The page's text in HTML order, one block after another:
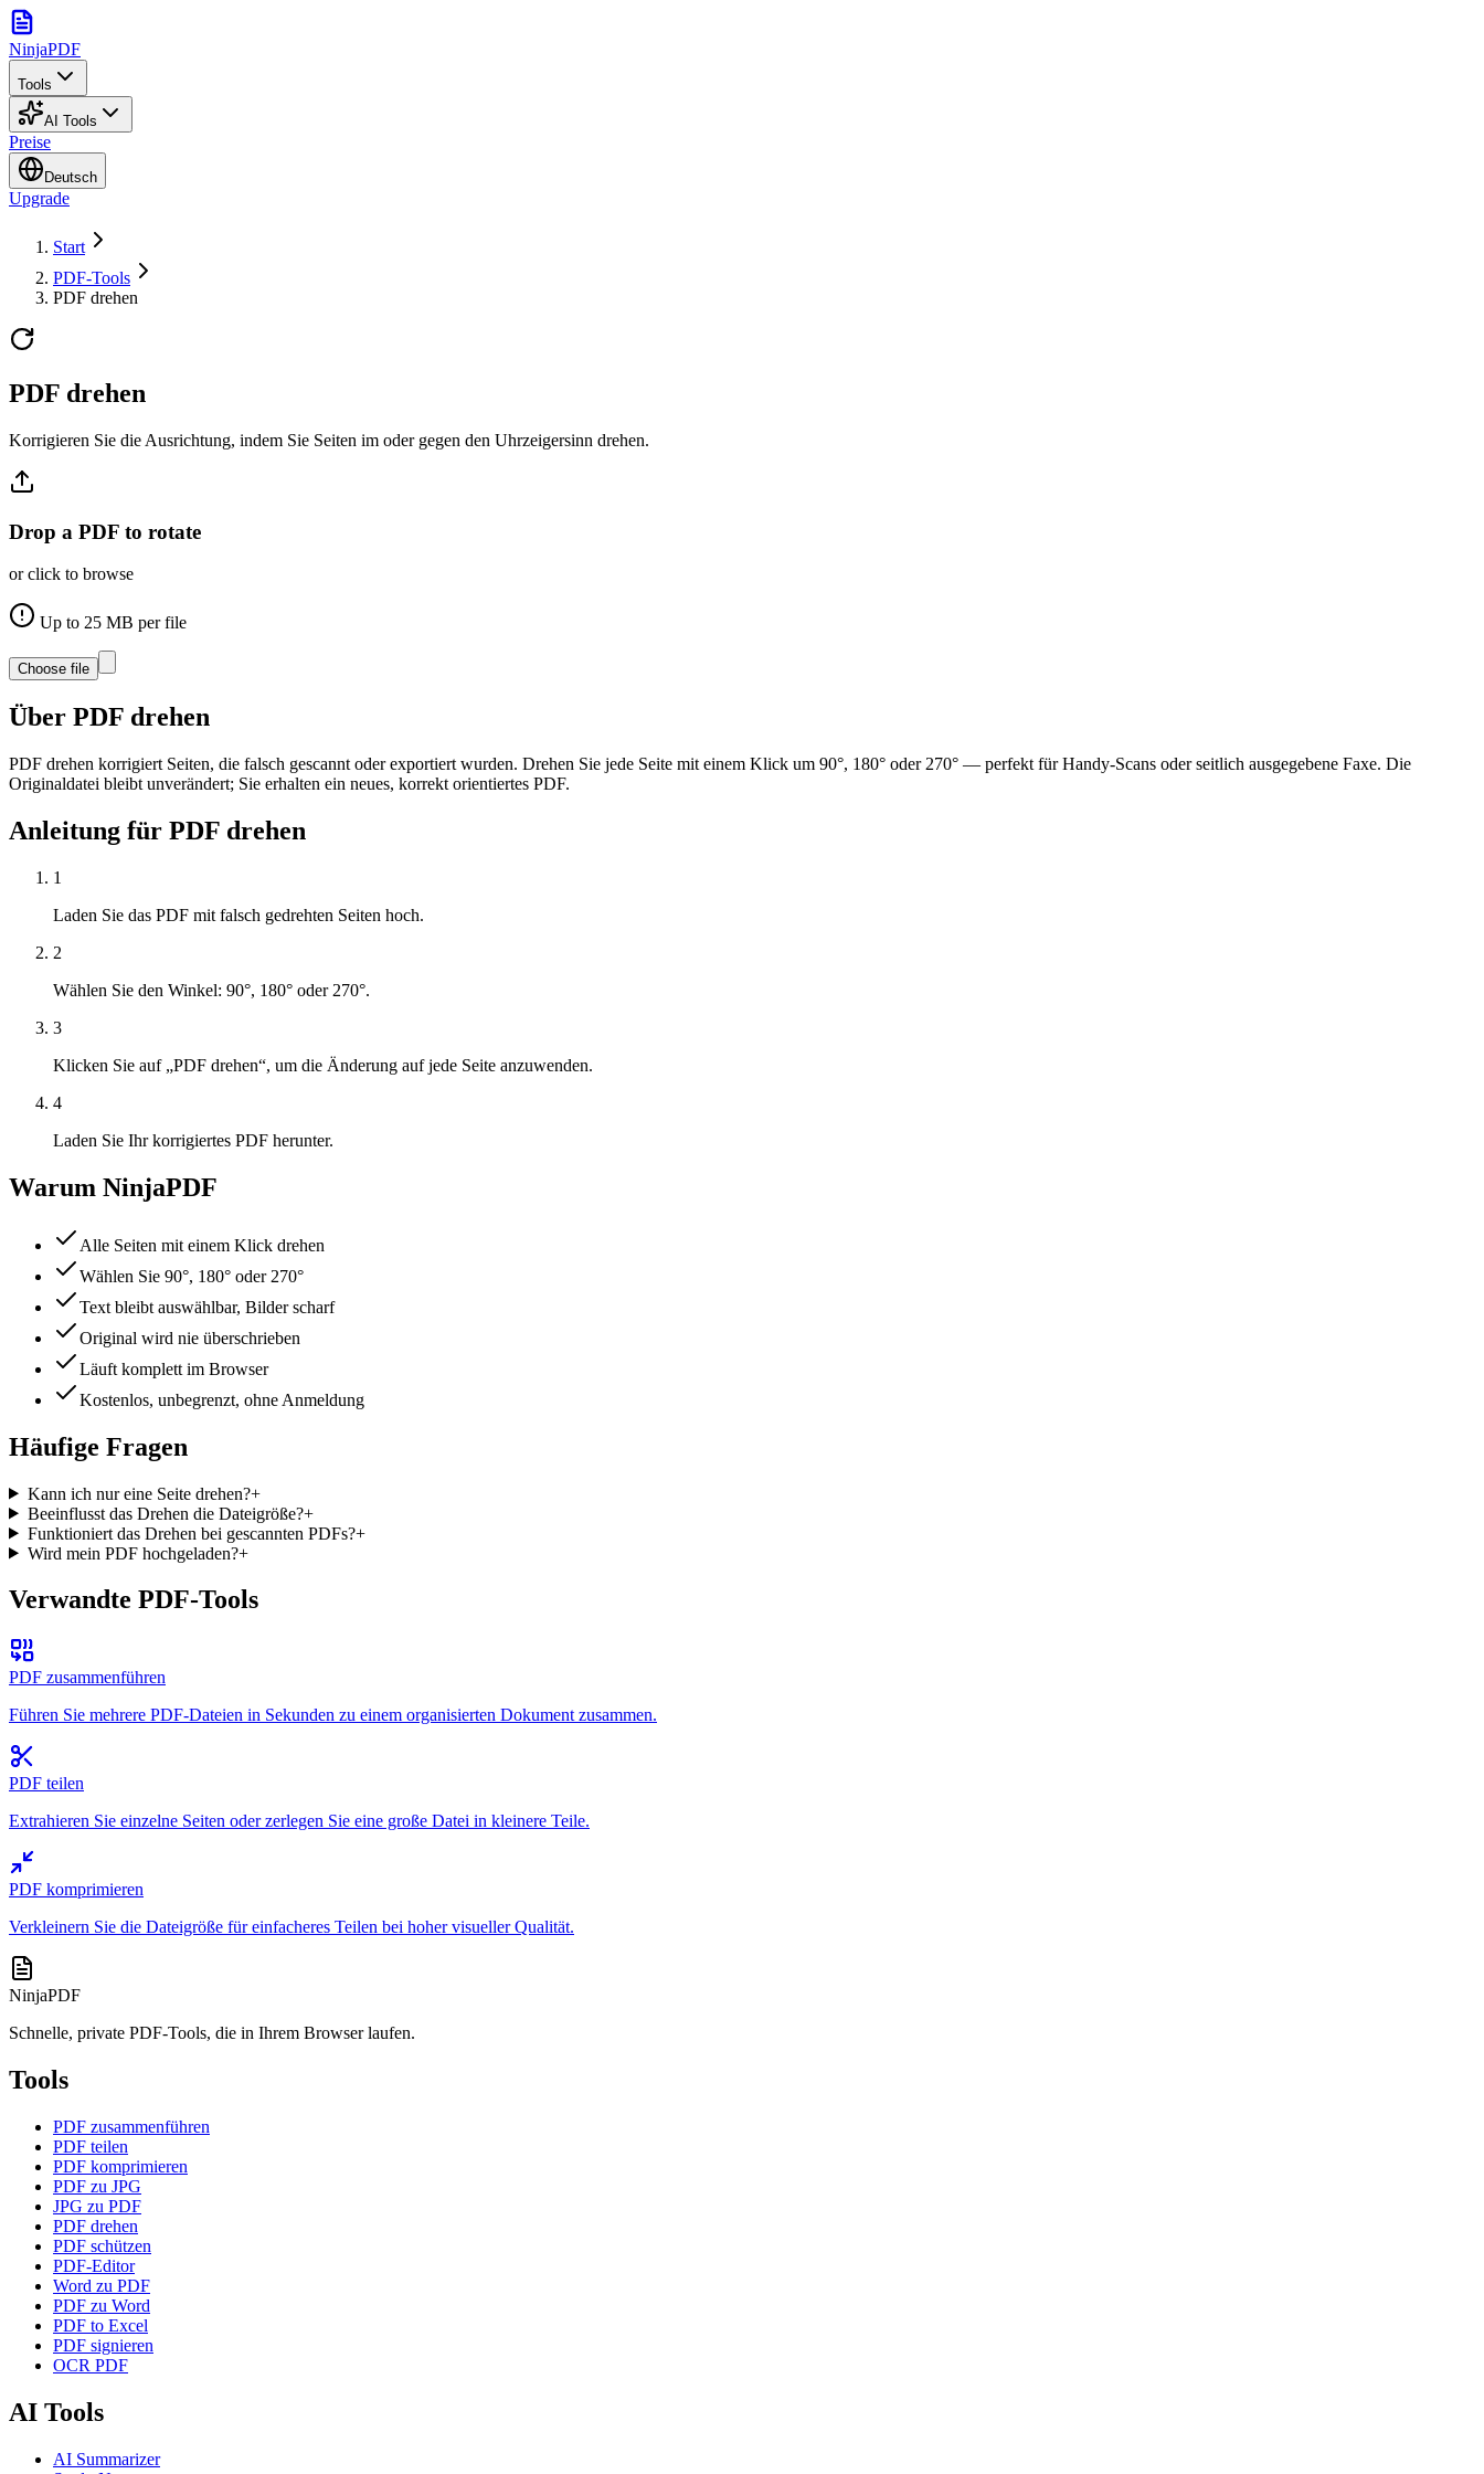
NinjaPDF
Tools
AI Tools
Preise
Deutsch
Upgrade
Start
PDF-Tools
PDF drehen
PDF drehen
Korrigieren Sie die Ausrichtung, indem Sie Seiten im oder gegen den Uhrzeigersinn drehen.
Drop a PDF to rotate
or click to browse
Up to 25 MB per file
Choose file
Über PDF drehen
PDF drehen korrigiert Seiten, die falsch gescannt oder exportiert wurden. Drehen Sie jede Seite mit einem Klick um 90°, 180° oder 270° — perfekt für Handy-Scans oder seitlich ausgegebene Faxe. Die
Originaldatei bleibt unverändert; Sie erhalten ein neues, korrekt orientiertes PDF.
Anleitung für PDF drehen
1
Laden Sie das PDF mit falsch gedrehten Seiten hoch.
2
Wählen Sie den Winkel: 90°, 180° oder 270°.
3
Klicken Sie auf „PDF drehen“, um die Änderung auf jede Seite anzuwenden.
4
Laden Sie Ihr korrigiertes PDF herunter.
Warum NinjaPDF
Alle Seiten mit einem Klick drehen
Wählen Sie 90°, 180° oder 270°
Text bleibt auswählbar, Bilder scharf
Original wird nie überschrieben
Läuft komplett im Browser
Kostenlos, unbegrenzt, ohne Anmeldung
Häufige Fragen
Kann ich nur eine Seite drehen?+
Beeinflusst das Drehen die Dateigröße?+
Funktioniert das Drehen bei gescannten PDFs?+
Wird mein PDF hochgeladen?+
Verwandte PDF-Tools
PDF zusammenführen
Führen Sie mehrere PDF-Dateien in Sekunden zu einem organisierten Dokument zusammen.
PDF teilen
Extrahieren Sie einzelne Seiten oder zerlegen Sie eine große Datei in kleinere Teile.
PDF komprimieren
Verkleinern Sie die Dateigröße für einfacheres Teilen bei hoher visueller Qualität.
NinjaPDF
Schnelle, private PDF-Tools, die in Ihrem Browser laufen.
Tools
PDF zusammenführen
PDF teilen
PDF komprimieren
PDF zu JPG
JPG zu PDF
PDF drehen
PDF schützen
PDF-Editor
Word zu PDF
PDF zu Word
PDF to Excel
PDF signieren
OCR PDF
AI Tools
AI Summarizer